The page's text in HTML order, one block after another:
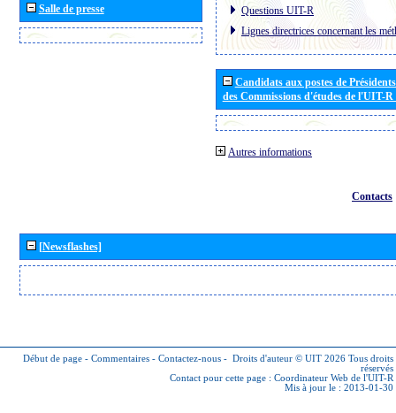
Salle de presse
Questions UIT-R
Lignes directrices concernant les
Candidats aux postes de
des Commissions d'études de l'UIT-
Autres informations
Contacts
[Newsflashes]
Début de page - Commentaires - Contactez-nous - Droits d'auteur © UIT 2026 Tous droits
réservés
Contact pour cette page : Coordinateur Web de l'UIT-R
Mis à jour le : 2013-01-30